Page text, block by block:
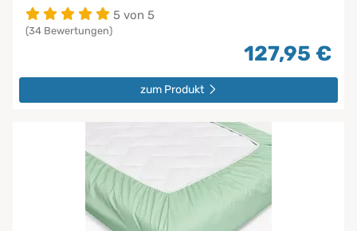
5 von 5
(34 Bewertungen)
127,95 €
zum Produkt